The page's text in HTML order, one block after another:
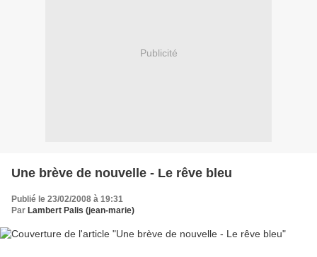
Publicité
Une brève de nouvelle - Le rêve bleu
Publié le 23/02/2008 à 19:31
Par Lambert Palis (jean-marie)